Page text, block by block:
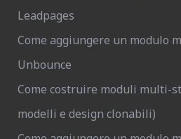
Leadpages
Come aggiungere un modulo
Unbounce
Come costruire moduli multi-
modelli e design clonabili)